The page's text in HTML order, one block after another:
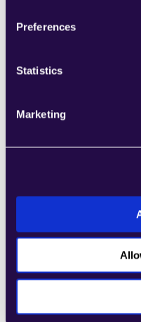
Preferences
Statistics
Marketing